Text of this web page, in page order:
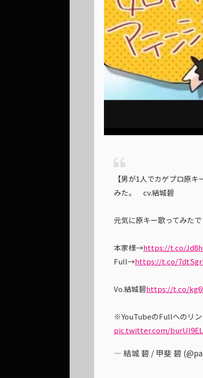
【男が1人でカゲプロ原
みた。 cv.結城碧
元気に原キー歌ってみたで
本家様→https://t.co/
Full→https://t.co/
Vo.結城碧https://t.co/
※YouTubeのFullへのリン
pic.twitter.com/
— 結城 碧 / 甲斐 碧